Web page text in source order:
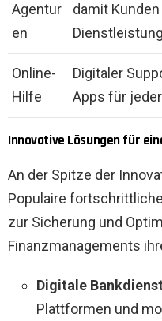
Agentur
en
damit
Online-
Hilfe
Digitaler
Apps für
Innovative Lösungen für
An der Spitze der
Populaire
zur Sicherung und
Finanzmanagements
Digitale
Plattformen und